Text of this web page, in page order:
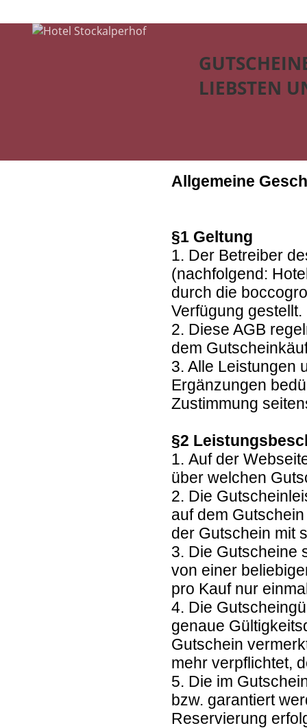
LIEBSTEN
Allgemeine
§1 Geltung
1. Der Betreiber
(nachfolgend:
durch die
Verfügung gestellt.
2. Diese AGB
dem
3. Alle Leistungen
Ergänzungen
Zustimmung
§2
1. Auf der
über welchen
2. Die
auf dem
der Gutschein mit
3. Die Gutscheine
von einer
pro Kauf nur
4. Die
genaue
Gutschein
mehr verpflichtet,
5. Die im
bzw. garantiert
Reservierung